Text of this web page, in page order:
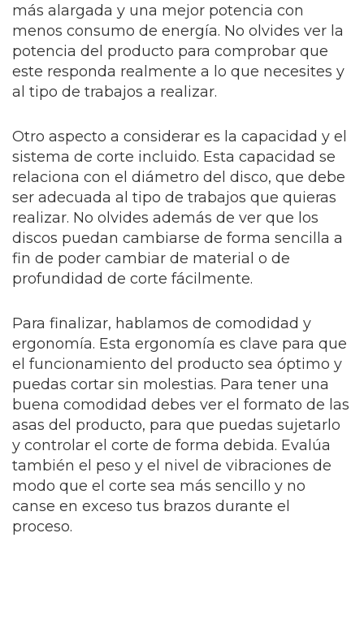
más alargada y una mejor potencia con
menos consumo de energía. No olvides ver la
potencia del producto para comprobar que
este responda realmente a lo que necesites y
al tipo de trabajos a realizar.
Otro aspecto a considerar es la capacidad y el
sistema de corte incluido. Esta capacidad se
relaciona con el diámetro del disco, que debe
ser adecuada al tipo de trabajos que quieras
realizar. No olvides además de ver que los
discos puedan cambiarse de forma sencilla a
fin de poder cambiar de material o de
profundidad de corte fácilmente.
Para finalizar, hablamos de comodidad y
ergonomía. Esta ergonomía es clave para que
el funcionamiento del producto sea óptimo y
puedas cortar sin molestias. Para tener una
buena comodidad debes ver el formato de las
asas del producto, para que puedas sujetarlo
y controlar el corte de forma debida. Evalúa
también el peso y el nivel de vibraciones de
modo que el corte sea más sencillo y no
canse en exceso tus brazos durante el
proceso.